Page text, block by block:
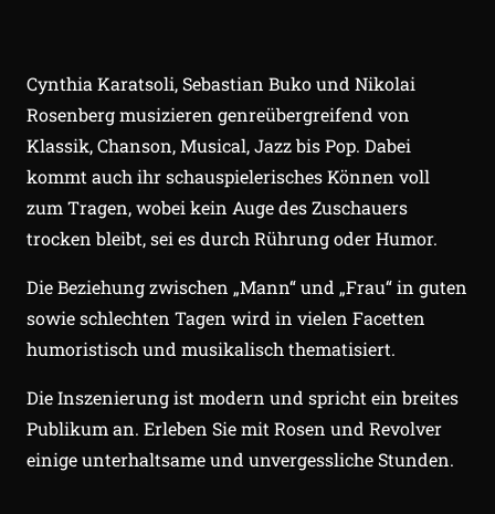
Cynthia Karatsoli, Sebastian Buko und Nikolai
Rosenberg musizieren genreübergreifend von
Klassik, Chanson, Musical, Jazz bis Pop. Dabei
kommt auch ihr schauspielerisches Können voll
zum Tragen, wobei kein Auge des Zuschauers
trocken bleibt, sei es durch Rührung oder Humor.
Die Beziehung zwischen „Mann“ und „Frau“ in guten
sowie schlechten Tagen wird in vielen Facetten
humoristisch und musikalisch thematisiert.
Die Inszenierung ist modern und spricht ein breites
Publikum an. Erleben Sie mit Rosen und Revolver
einige unterhaltsame und unvergessliche Stunden.